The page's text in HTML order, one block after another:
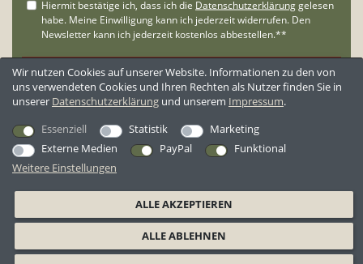
**Der Gutschein wird nur an Neukunden versandt.
KUNDENBEWERTUNGEN
Wir nutzen Cookies auf unserer Website. Informationen zu den von
uns verwendeten Cookies und Ihren Rechten als Nutzer finden Sie in
unserer Daten­schutz­erklärung und unserem Impressum.
Essenziell
Statistik
Marketing
Externe Medien
PayPal
Funktional
Weitere Einstellungen
ALLE AKZEPTIEREN
ALLE ABLEHNEN
AGB Datenschutzerklärung Widerrufsrecht
Widerrufsformular
Barrierefreiheitserklärung
Impressum